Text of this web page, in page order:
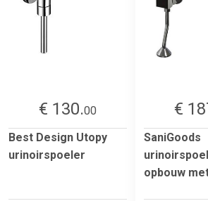
€ 130.00
Best Design Utopy
urinoirspoeler
€
SaniGoods
opbouw